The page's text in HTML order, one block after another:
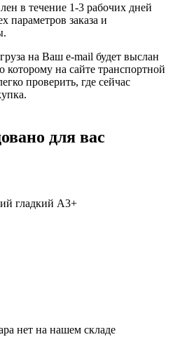
в течение 1-3 рабочих дней
параметров заказа и
на Ваш e-mail будет выслан
которому на сайте транспортной
проверить, где сейчас
для вас
гладкий А3+
нет на нашем складе